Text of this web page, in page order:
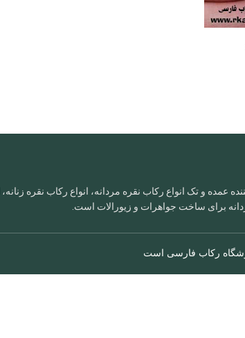
عمده و تک انواع رکاب نقره مردانه، انواع رکاب نقره
برای ساخت جواهرات و زیورالات است.
رکاب فارسی است